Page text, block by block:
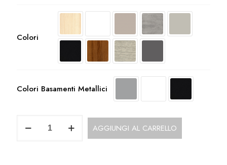
Colori
Colori Basamenti Metallici
Dattilo
AGGIUNGI AL CARRELLO